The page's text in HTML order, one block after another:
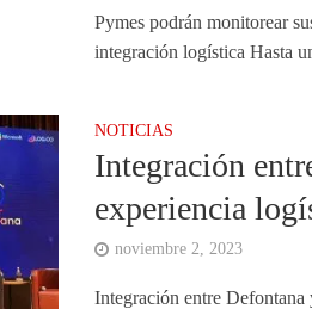
Pymes podrán monitorear
integración logística Hasta
NOTICIAS
Integración
experiencia
noviembre 2, 2023
Integración entre